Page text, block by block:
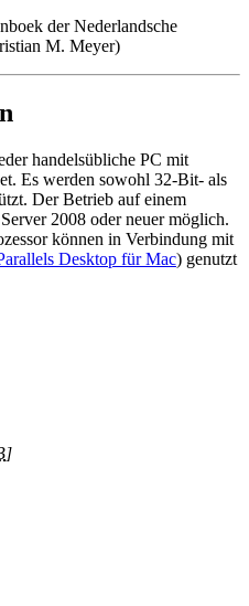
handelsübliche PC mit
Es werden sowohl 32-Bit- als
Der Betrieb auf einem
2008 oder neuer möglich.
können in Verbindung mit
Desktop für Mac) genutzt
]